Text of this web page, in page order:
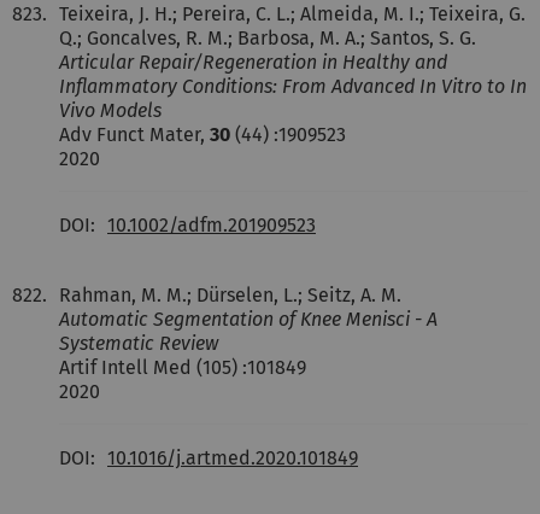
823. Teixeira, J. H.; Pereira, C. L.; Almeida, M. I.; Teixeira, G.
Q.; Goncalves, R. M.; Barbosa, M. A.; Santos, S. G.
Articular Repair/Regeneration in Healthy and
Inflammatory Conditions: From Advanced In Vitro to In
Vivo Models
Adv Funct Mater, 30 (44) :1909523
2020
DOI: 10.1002/adfm.201909523
822.
Rahman, M. M.; Dürselen, L.; Seitz, A. M.
Automatic Segmentation of Knee Menisci - A
Systematic Review
Artif Intell Med (105) :101849
2020
DOI: 10.1016/j.artmed.2020.101849